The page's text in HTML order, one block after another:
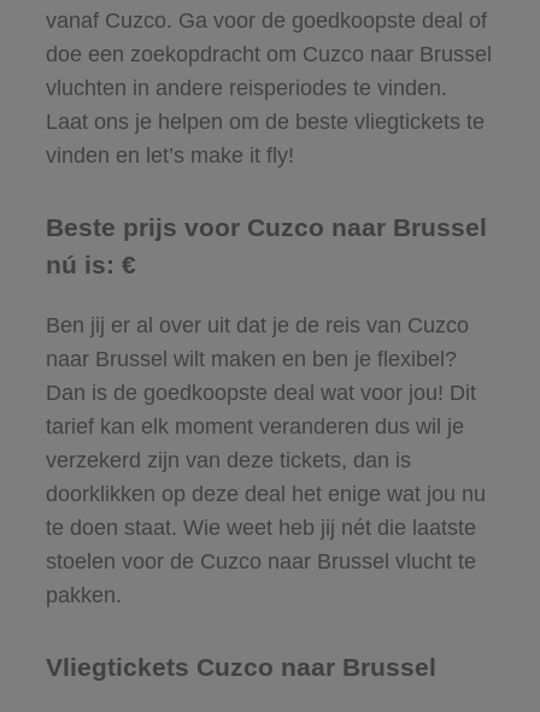
vanaf Cuzco. Ga voor de goedkoopste deal of
doe een zoekopdracht om Cuzco naar Brussel
vluchten in andere reisperiodes te vinden.
Laat ons je helpen om de beste vliegtickets te
vinden en let’s make it fly!
Beste prijs voor Cuzco naar Brussel
nú is: €
Ben jij er al over uit dat je de reis van Cuzco
naar Brussel wilt maken en ben je flexibel?
Dan is de goedkoopste deal wat voor jou! Dit
tarief kan elk moment veranderen dus wil je
verzekerd zijn van deze tickets, dan is
doorklikken op deze deal het enige wat jou nu
te doen staat. Wie weet heb jij nét die laatste
stoelen voor de Cuzco naar Brussel vlucht te
pakken.
Vliegtickets Cuzco naar Brussel